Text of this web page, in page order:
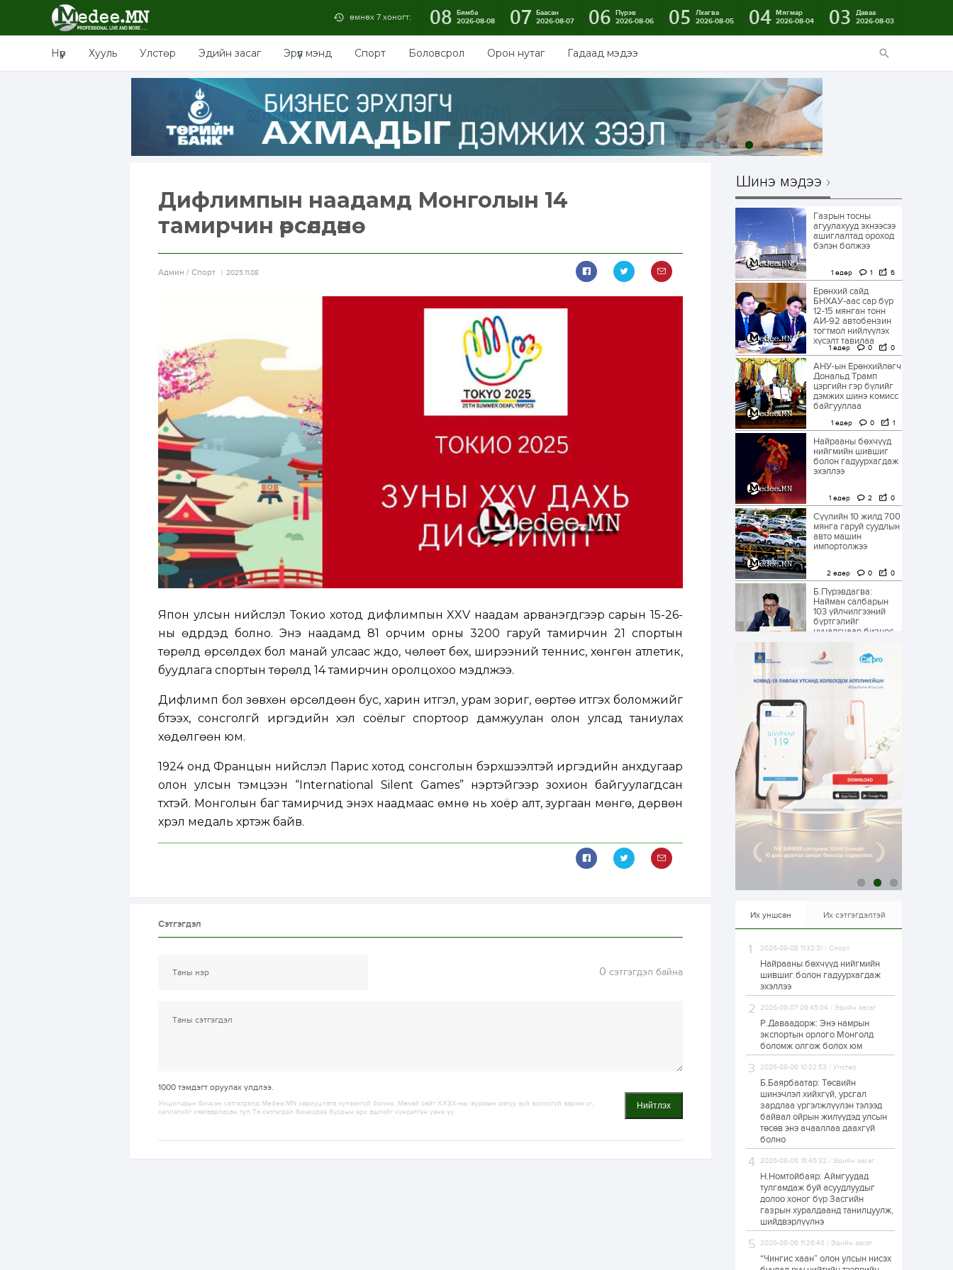
өмнөх 7 хоногт: 08 Бямба
2026-08-08
07 Баасан
2026-08-07
06 Пүрэв
2026-08-06
05
Лхагва
2026-08-05
04 Мягмар
2026-08-04
03
Даваа
2026-08-03
Нүүр Хууль Улстөр Эдийн засаг Эрүүл мэнд Спорт Боловсрол Орон нутаг Гадаад мэдээ
Дифлимпын наадамд Монголын 14
тамирчин өрсөлдөнө
Aдмин / Спорт 2025.11.08
Япон улсын нийслэл Токио хотод дифлимпын XXV наадам арванэгдүгээр сарын 15-26-
ны өдрүүдэд болно. Энэ наадамд 81 орчим орны 3200 гаруй тамирчин 21 спортын
төрөлд өрсөлдөх бол манай улсаас жүдо, чөлөөт бөх, ширээний теннис, хөнгөн атлетик,
буудлага спортын төрөлд 14 тамирчин оролцохоо мэдүүлжээ.
Дифлимп бол зөвхөн өрсөлдөөн бус, харин итгэл, урам зориг, өөртөө итгэх боломжийг
бүтээх, сонсголгүй иргэдийн хэл соёлыг спортоор дамжуулан олон улсад таниулах
хөдөлгөөн юм.
1924 онд Францын нийслэл Парис хотод сонсголын бэрхшээлтэй иргэдийн анхдугаар
олон улсын тэмцээн “International Silent Games” нэртэйгээр зохион байгуулагдсан
түүхтэй. Монголын баг тамирчид энэхүү наадмаас өмнө нь хоёр алт, зургаан мөнгө, дөрвөн
хүрэл медаль хүртэж байв.
Сэтгэгдэл
0 сэтгэгдэл байна
1000 тэмдэгт оруулах үлдлээ.
Нийтлэх
Уншигчдын бичсэн сэтгэгдэлд Medee.MN хариуцлага хүлээхгүй болно. Манай сайт ХХЗХ-ны журмын дагуу зүй зохисгүй зарим үг,
хэллэгийг хязгаарласан тул Та сэтгэгдэл бичихдээ бусдын эрх ашгийг хүндэтгэн үзнэ үү.
Шинэ мэдээ
Газрын тосны
агуулахууд эхнээсээ
ашиглалтад ороход
бэлэн болжээ
1 өдөр 1 6
Ерөнхий сайд
БНХАУ-аас сар бүр
12-15 мянган тонн
АИ-92 автобензин
тогтмол нийлүүлэх
хүсэлт тавилаа
1 өдөр 0 0
АНУ-ын Ерөнхийлөгч
Дональд Трамп
цэргийн гэр бүлийг
дэмжих шинэ комисс
байгууллаа
1 өдөр 0 1
Найрааны бөхчүүд
нийгмийн шившиг
болон гадуурхагдаж
эхэллээ
1 өдөр 2 0
Сүүлийн 10 жилд 700
мянга гаруй суудлын
авто машин
импортолжээ
2 өдөр 0 0
Б.Пүрэвдагва:
Найман салбарын
103 үйлчилгээний
бүртгэлийг
цуцалснаар бизнес
Долдугаар сард
709.503 зөрчил
бүртгэгджээ
2 өдөр
Цалинтай ээжийн 50
мянган төгрөгийн
тэтгэмжийг 500
мянгад хүргэх
өргөдөлд санал авч
эхэлжээ
2 өдөр 2
Б.Түмэн-Өлзий: Олон
улсад хуримтлуулсан
орныхоо хөгжилд
зориулна
Алтны үнэ дөрвөн
өсөж байна
2 өдөр
Худалдагч
Н.Амарзаяа:
хуудастай өрийн
дэвтэр долоо хоногт
2 өдөр 0
Б.Хулан дэлхийн
аварга боллоо
2 өдөр
Р.Даваадорж: Энэ
намрын экспортын
боломж олгож болох
юм
2 өдөр 0
Автомашины улсын
дугаар сондгой
тоогоор төгссөн бол
өнөөдөр шатахуун
авна
Их уншсан Их сэтгэгдэлтэй
2026-08-08 11:32:31 / Спорт
Найрааны бөхчүүд нийгмийн
шившиг болон гадуурхагдаж
эхэллээ
2026-08-07 09:45:04 / Эдийн засаг
Р.Даваадорж: Энэ намрын
экспортын орлого Монголд
боломж олгож болох юм
2026-08-06 10:32:53 / Улстөр
Б.Баярбаатар: Төсвийн
шинэчлэл хийхгүй, урсгал
зардлаа үргэлжлүүлэн тэлээд
байвал ойрын жилүүдэд улсын
төсөв энэ ачааллаа даахгүй
болно
2026-08-06 16:45:32 / Эдийн засаг
Н.Номтойбаяр: Аймгуудад
тулгамдаж буй асуудлуудыг
долоо хоног бүр Засгийн
газрын хуралдаанд танилцуулж,
шийдвэрлүүлнэ
2026-08-06 11:26:43 / Эдийн засаг
“Чингис хаан” олон улсын нисэх